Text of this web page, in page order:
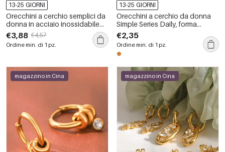
13-25 GIORNI
Orecchini a cerchio semplici da
donna in acciaio inossidabile
color oro, impermeabili, della
serie Luxurious.
€3,88 €4,57
Ordine min. di 1 pz.
13-25 GIORNI
Orecchini a cerchio da donna
Simple Series Daily, forma
irregolare, colori misti rame e
oro.
€2,35
Ordine min. di 1 pz.
magazzino in Cina magazzino in Cina